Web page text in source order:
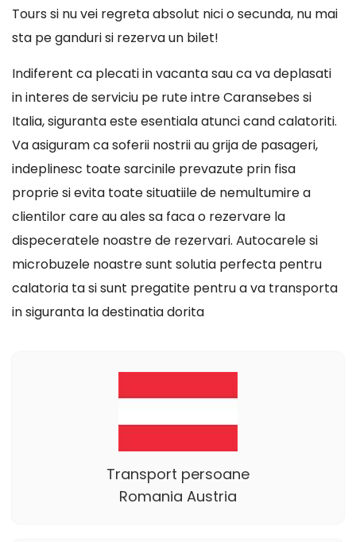
Tours si nu vei regreta absolut nici o secunda, nu mai
sta pe ganduri si rezerva un bilet!
Indiferent ca plecati in vacanta sau ca va deplasati
in interes de serviciu pe rute intre Caransebes si
Italia, siguranta este esentiala atunci cand calatoriti.
Va asiguram ca soferii nostrii au grija de pasageri,
indeplinesc toate sarcinile prevazute prin fisa
proprie si evita toate situatiile de nemultumire a
clientilor care au ales sa faca o rezervare la
dispeceratele noastre de rezervari. Autocarele si
microbuzele noastre sunt solutia perfecta pentru
calatoria ta si sunt pregatite pentru a va transporta
in siguranta la destinatia dorita
Transport persoane
Romania Austria